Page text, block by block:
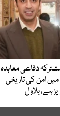
دفاعی معاہدہ
امن کی تاریخی
ہے، بلاول